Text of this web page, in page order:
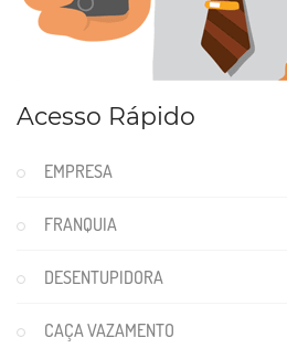
Acesso Rápido
EMPRESA
FRANQUIA
DESENTUPIDORA
CAÇA VAZAMENTO